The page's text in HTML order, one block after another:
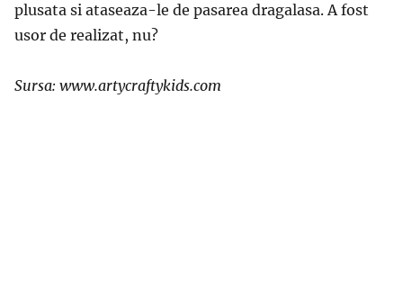
plusata si ataseaza-le de pasarea dragalasa. A fost
usor de realizat, nu?
Sursa: www.artycraftykids.com